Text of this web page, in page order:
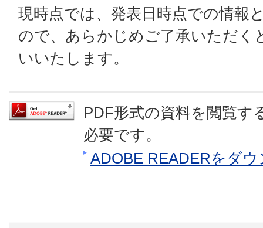
現時点では、発表日時点での情報
ので、あらかじめご了承いただく
いいたします。
PDF形式の資料を閲覧す
必要です。
ADOBE READERをダ